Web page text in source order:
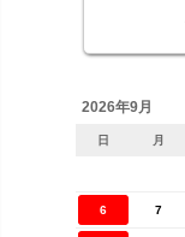
2026年9月
日 月
6 7